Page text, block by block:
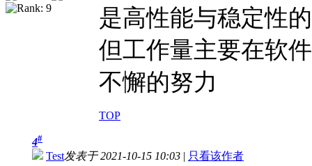
是高性能与稳定性
但工作量主要在软
不懈的努力
TOP
4#
Test发表于 2021-10-15 10:03 | 只看该作者